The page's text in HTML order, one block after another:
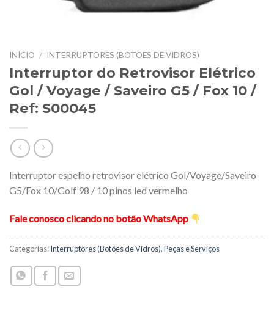
INÍCIO / INTERRUPTORES (BOTÕES DE VIDROS)
Interruptor do Retrovisor Elétrico
Gol / Voyage / Saveiro G5 / Fox 10 /
Ref: S00045
Interruptor espelho retrovisor elétrico Gol/Voyage/Saveiro
G5/Fox 10/Golf 98 / 10 pinos led vermelho
Fale conosco clicando no botão WhatsApp
Categorias:Interruptores (Botões de Vidros),Peças e Serviços